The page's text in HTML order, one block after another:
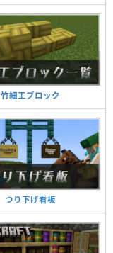
竹細工ブロック
つり下げ看板